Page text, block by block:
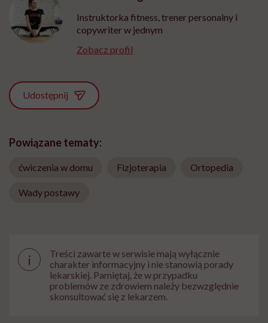
Instruktorka fitness, trener personalny i
copywriter w jednym
Zobacz profil
Udostępnij
Powiązane tematy:
ćwiczenia w domu Fizjoterapia Ortopedia
Wady postawy
i
Treści zawarte w serwisie mają wyłącznie
charakter informacyjny i nie stanowią porady
lekarskiej. Pamiętaj, że w przypadku
problemów ze zdrowiem należy bezwzględnie
skonsultować się z lekarzem.